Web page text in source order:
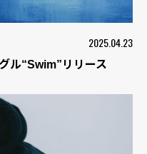
2025.04.23
ル“Swim”リリース